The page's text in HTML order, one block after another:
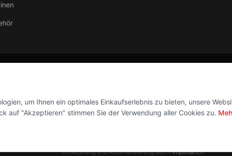
Entwicklung und Automatisierung durchimpulsai.ch
um Ihnen ein optimales Einkaufserlebnis zu bieten, unsere
auf "Akzeptieren" stimmen Sie der Verwendung aller Cookies zu.